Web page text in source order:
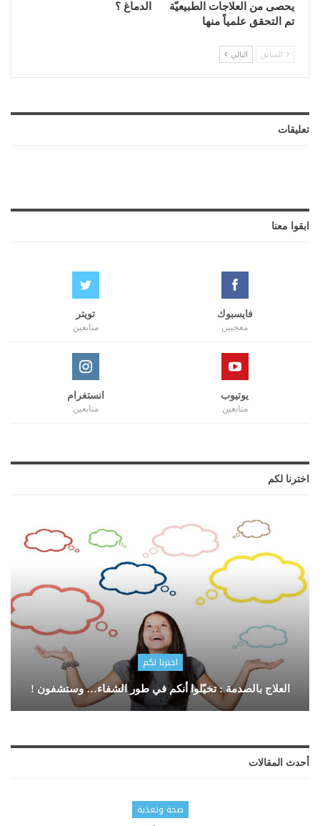
يحصى من العلاجات الطبيعيّة
تم التحقق علمياً منها
الدماغ ؟
السابق التالي
تعليقات
ابقوا معنا
فايسبوك
معجبين
تويتر
متابعين
يوتيوب
متابعين
انستغرام
متابعين
اخترنا لكم
اخترنا لكم
العلاج بالصدمة : تخيّلوا أنكم في طور الشفاء… وستشفون !
أحدث المقالات
صحة وتغذية